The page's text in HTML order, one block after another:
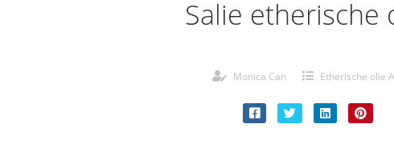
Salie etherische
Monica Can Etherische olie